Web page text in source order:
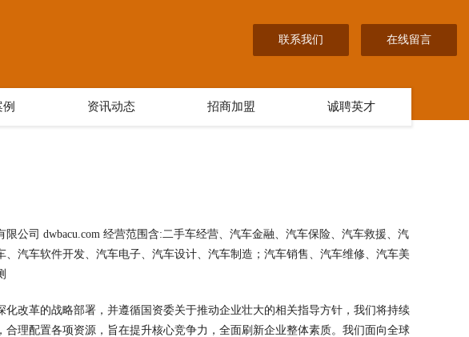
联系我们 在线留言
资讯动态 招商加盟 诚聘英才
公司 dwbacu.com 经营范围含:二手车经营、汽车金融、汽车保险、汽车救援、汽
汽车软件开发、汽车电子、汽车设计、汽车制造；汽车销售、汽车维修、汽车美
改革的战略部署，并遵循国资委关于推动企业壮大的相关指导方针，我们将持续
理配置各项资源，旨在提升核心竞争力，全面刷新企业整体素质。我们面向全球